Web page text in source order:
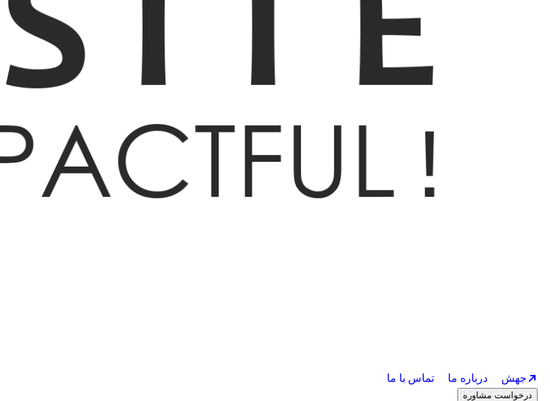
جهش درباره ما تماس با ما
درخواست مشاوره